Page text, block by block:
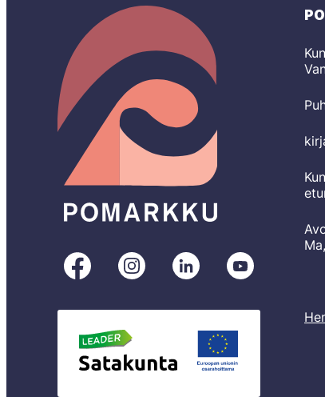
Pomarkku
Facebookissa
Pomarkku
Instagramissa
Pomarkku
LinkedInissä